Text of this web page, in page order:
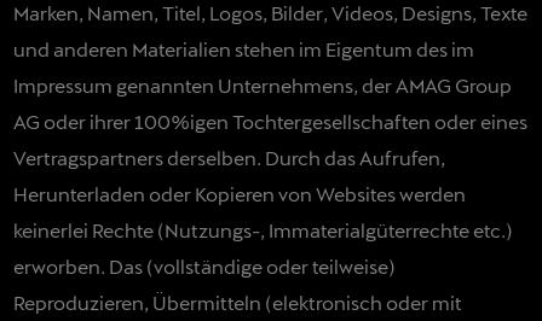
Marken, Namen, Titel, Logos, Bilder, Videos, Designs, Texte
und anderen Materialien stehen im Eigentum des im
Impressum genannten Unternehmens, der AMAG Group
AG oder ihrer 100%igen Tochtergesellschaften oder eines
Vertragspartners derselben. Durch das Aufrufen,
Herunterladen oder Kopieren von Websites werden
keinerlei Rechte (Nutzungs-, Immaterialgüterrechte etc.)
erworben. Das (vollständige oder teilweise)
Reproduzieren, Übermitteln (elektronisch oder mit